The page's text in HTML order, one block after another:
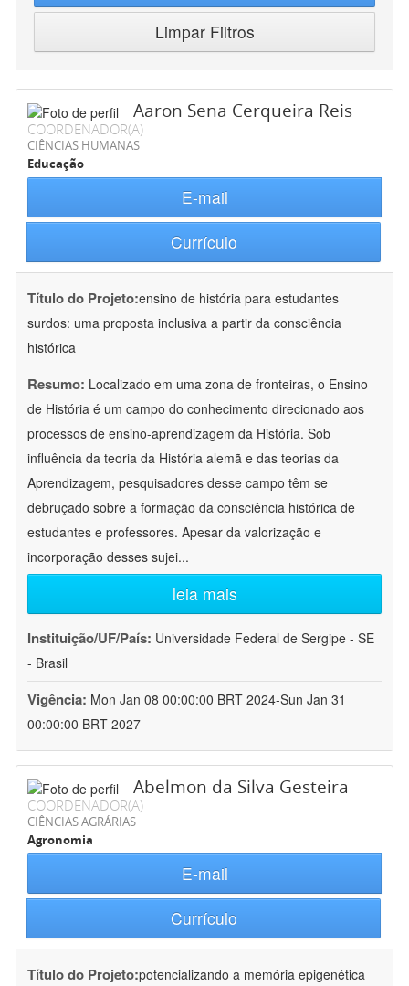
Limpar Filtros
Aaron Sena Cerqueira Reis
COORDENADOR(A)
CIÊNCIAS HUMANAS
Educação
E-mail
Currículo
Título do Projeto:ensino de história para estudantes
surdos: uma proposta inclusiva a partir da consciência
histórica
Resumo: Localizado em uma zona de fronteiras, o Ensino
de História é um campo do conhecimento direcionado aos
processos de ensino-aprendizagem da História. Sob
influência da teoria da História alemã e das teorias da
Aprendizagem, pesquisadores desse campo têm se
debruçado sobre a formação da consciência histórica de
estudantes e professores. Apesar da valorização e
incorporação desses sujei...
leia mais
Instituição/UF/País: Universidade Federal de Sergipe - SE
- Brasil
Vigência: Mon Jan 08 00:00:00 BRT 2024-Sun Jan 31
00:00:00 BRT 2027
Abelmon da Silva Gesteira
COORDENADOR(A)
CIÊNCIAS AGRÁRIAS
Agronomia
E-mail
Currículo
Título do Projeto:potencializando a memória epigenética